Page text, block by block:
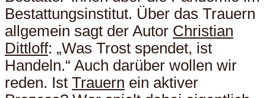
Bestattungsinstitut. Über das Trauern
allgemein sagt der Autor Christian
Dittloff: „Was Trost spendet, ist
Handeln.“ Auch darüber wollen wir
reden. Ist Trauern ein aktiver